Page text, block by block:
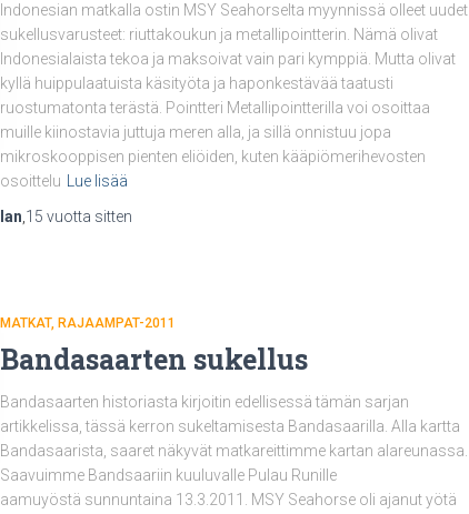
Indonesian matkalla ostin MSY Seahorselta myynnissä olleet uudet
sukellusvarusteet: riuttakoukun ja metallipointterin. Nämä olivat
Indonesialaista tekoa ja maksoivat vain pari kymppiä. Mutta olivat
kyllä huippulaatuista käsityöta ja haponkestävää taatusti
ruostumatonta terästä. Pointteri Metallipointterilla voi osoittaa
muille kiinostavia juttuja meren alla, ja sillä onnistuu jopa
mikroskooppisen pienten eliöiden, kuten kääpiömerihevosten
osoittelu
Lue lisää
Ian 15 vuotta sitten
MATKAT RAJAAMPAT-2011
Bandasaarten sukellus
Bandasaarten historiasta kirjoitin edellisessä tämän sarjan
artikkelissa, tässä kerron sukeltamisesta Bandasaarilla. Alla kartta
Bandasaarista, saaret näkyvät matkareittimme kartan alareunassa.
Saavuimme Bandsaariin kuuluvalle Pulau Runille
aamuyöstä sunnuntaina 13.3.2011. MSY Seahorse oli ajanut yötä